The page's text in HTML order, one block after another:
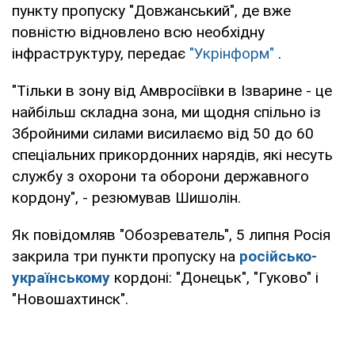
пункту пропуску "Довжанський", де вже
повністю відновлено всю необхідну
інфраструктуру, передає "Укрінформ" .
"Тільки в зону від Амвросіївки в Ізварине - це
найбільш складна зона, ми щодня спільно із
Збройними силами висилаємо від 50 до 60
спеціальних прикордонних нарядів, які несуть
службу з охорони та оборони державного
кордону", - резюмував Шишолін.
Як повідомляв "Обозреватель", 5 липня Росія
закрила три пункти пропуску на російсько-
українському кордоні: "Донецьк", "Гуково" і
"Новошахтинск".